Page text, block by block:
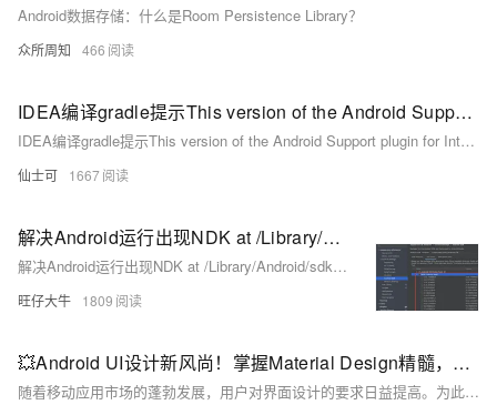
Android数据存储：什么是Room Persistence Library？
众所周知 466
IDEA编译gradle提示This version of the Android Support plugin for IntelliJ IDEA (or Android Studio) cannot open this project, please retry with version 2020.3.1 or newer.
IDEA编译gradle提示This version of the Android Support plugin for IntelliJ IDEA (or Android Studio) cannot open this project, please retry with version 2020.3.1 or newer.
仙士可 1667
解决Android运行出现NDK at /Library/Android/sdk/ndk-bundle did not have a source.properties file
解决Android运行出现NDK at /Library/Android/sdk/ndk-bundle did not have a source.properties file
旺仔大牛 1809
💥Android UI设计新风尚！掌握Material Design精髓，让你的界面颜值爆表！🎨
随着移动应用市场的蓬勃发展，用户对界面设计的要求日益提高。为此，掌握由Google推出的Material Design设计语言成为提升应用颜值和用户体验的关键。本文将带你深入了解Material Design的核心原则，如真实感、统一性和创新性，并通过丰富的组件库及示例代码，助你轻松打造美观且一致的应用界面。无论是色彩搭配还是动画效果，Material Design都能为你的Android应用增添无限魅力。